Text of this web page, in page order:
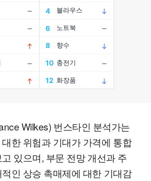
Wilkes) 번스타인 분석가는
한 위험과 기대가 가격에 통합
있으며, 부문 전망 개선과 주
인 상승 촉매제에 대한 기대감